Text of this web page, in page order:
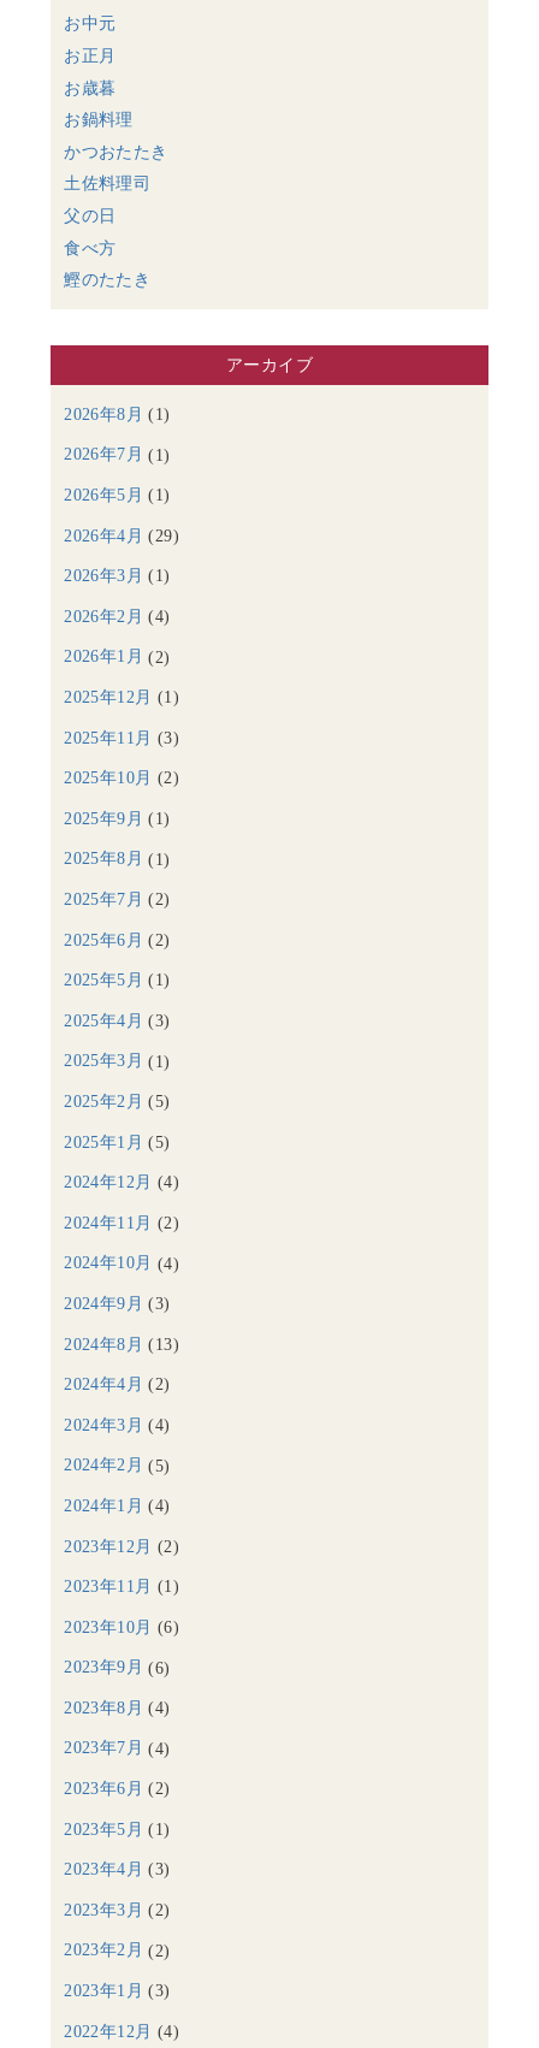
お中元
お正月
お歳暮
お鍋料理
かつおたたき
土佐料理司
父の日
食べ方
鰹のたたき
アーカイブ
2026年8月 (1)
2026年7月 (1)
2026年5月 (1)
2026年4月 (29)
2026年3月 (1)
2026年2月 (4)
2026年1月 (2)
2025年12月 (1)
2025年11月 (3)
2025年10月 (2)
2025年9月 (1)
2025年8月 (1)
2025年7月 (2)
2025年6月 (2)
2025年5月 (1)
2025年4月 (3)
2025年3月 (1)
2025年2月 (5)
2025年1月 (5)
2024年12月 (4)
2024年11月 (2)
2024年10月 (4)
2024年9月 (3)
2024年8月 (13)
2024年4月 (2)
2024年3月 (4)
2024年2月 (5)
2024年1月 (4)
2023年12月 (2)
2023年11月 (1)
2023年10月 (6)
2023年9月 (6)
2023年8月 (4)
2023年7月 (4)
2023年6月 (2)
2023年5月 (1)
2023年4月 (3)
2023年3月 (2)
2023年2月 (2)
2023年1月 (3)
2022年12月 (4)